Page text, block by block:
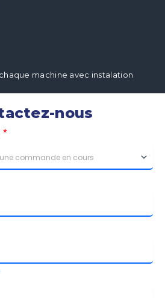
machine avec instalation
nous